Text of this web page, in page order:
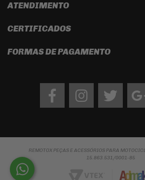
ATENDIMENTO
CERTIFICADOS
FORMAS DE PAGAMENTO
FacebookInstagram twitter
REMOTOX PEÇAS E ACESSÓRIOS PARA
15.863.531/0001-85